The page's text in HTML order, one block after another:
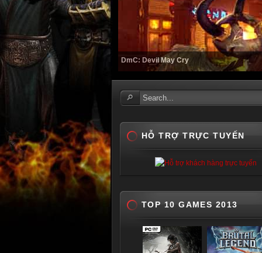
DmC: Devil May Cry
HỖ TRỢ TRỰC TUYẾN
TOP 10 GAMES 2013